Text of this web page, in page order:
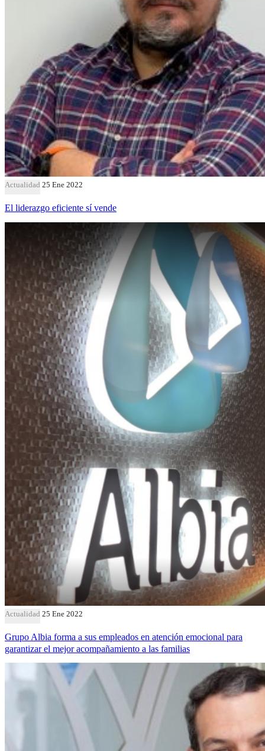
Actualidad 25 Ene 2022
El liderazgo eficiente sí vende
Actualidad 25 Ene 2022
Grupo Albia forma a sus empleados en atención emocional para
garantizar el mejor acompañamiento a las familias